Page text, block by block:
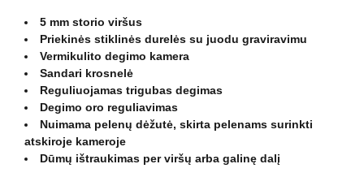
5 mm storio viršus
Priekinės stiklinės durelės su juodu graviravimu
Vermikulito degimo kamera
Sandari krosnelė
Reguliuojamas trigubas degimas
Degimo oro reguliavimas
Nuimama pelenų dėžutė, skirta pelenams surinkti
atskiroje kameroje
Dūmų ištraukimas per viršų arba galinę dalį